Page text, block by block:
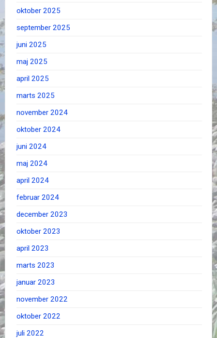
oktober 2025
september 2025
juni 2025
maj 2025
april 2025
marts 2025
november 2024
oktober 2024
juni 2024
maj 2024
april 2024
februar 2024
december 2023
oktober 2023
april 2023
marts 2023
januar 2023
november 2022
oktober 2022
juli 2022